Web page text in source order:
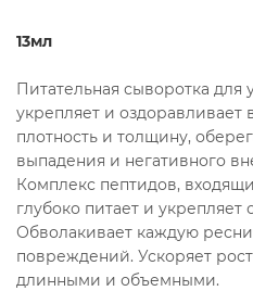
13мл
Питательная сыворотка для
укрепляет и оздоравливает
плотность и толщину,
выпадения и негативного
Комплекс пептидов,
глубоко питает и
Обволакивает каждую
повреждений. Ускоряет
длинными и объемными.